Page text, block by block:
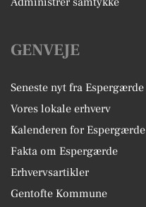
GENVEJE
Seneste nyt fra Espergærde
Vores lokale erhverv
Kalenderen for Espergærde
Fakta om Espergærde
Erhvervsartikler
Gentofte Kommune